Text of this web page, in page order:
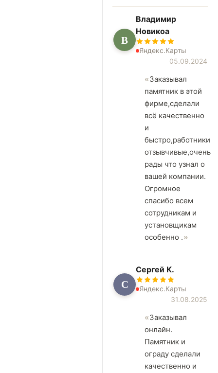
В
Владимир
Новикоа
Яндекс.Карты
05.09.2024
Заказывал
памятник в этой
фирме,сделали
всё качественно
и
быстро,работники
отзывчивые,очень
рады что узнал о
вашей компании.
Огромное
спасибо всем
сотрудникам и
установщикам
особенно .
С
Сергей К.
Яндекс.Карты
31.08.2025
Заказывал
онлайн.
Памятник и
ограду сделали
качественно и